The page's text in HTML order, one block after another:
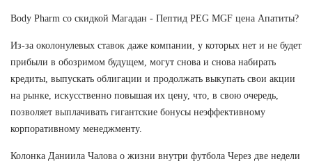
Body Pharm со скидкой Магадан - Пептид PEG MGF цена Апатиты?
Из-за околонулевых ставок даже компании, у которых нет и не будет
прибыли в обозримом будущем, могут снова и снова набирать
кредиты, выпускать облигации и продолжать выкупать свои акции
на рынке, искусственно повышая их цену, что, в свою очередь,
позволяет выплачивать гигантские бонусы неэффективному
корпоративному менеджменту.
Колонка Даниила Чалова о жизни внутри футбола Через две недели